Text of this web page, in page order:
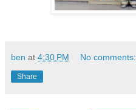
ben at 4:30 PM No comments:
Share